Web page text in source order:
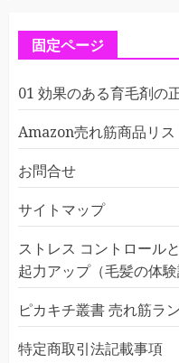
固定ページ
01 効果のある育毛剤の
Amazon売れ筋商品リス
お問合せ
サイトマップ
ストレス コントロール
起力アップ（毛髪の体験
ピカキチ叢書 売れ筋ラ
特定商取引法記載事項